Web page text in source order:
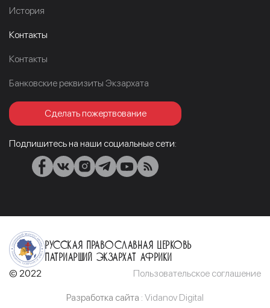
История
Контакты
Контакты
Банковские реквизиты Экзархата
Сделать пожертвование
Подпишитесь на наши социальные сети:
Русская Православная Церковь
Патриарший Экзархат Африки
© 2022 Пользовательское соглашение
Разработка сайта : Vidanov Digital